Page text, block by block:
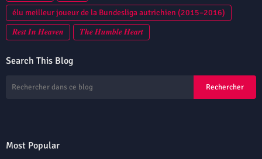
élu meilleur joueur de la Bundesliga autrichien (2015–2016)
𝑹𝒆𝒔𝒕 𝑰𝒏 𝑯𝒆𝒂𝒗𝒆𝒏
𝑻𝒉𝒆 𝑯𝒖𝒎𝒃𝒍𝒆 𝑯𝒆𝒂𝒓𝒕
Search This Blog
Most Popular